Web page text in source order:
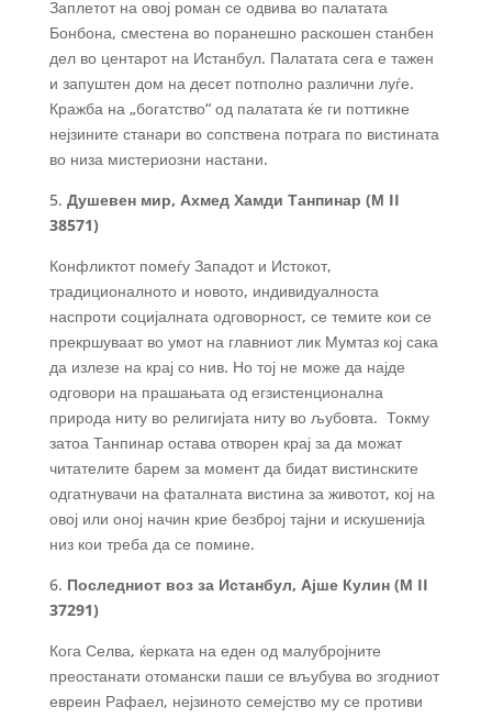
Заплетот на овој роман се одвива во палатата
Бонбона, сместена во поранешно раскошен станбен
дел во центарот на Истанбул. Палатата сега е тажен
и запуштен дом на десет потполно различни луѓе.
Кражба на „богатство“ од палатата ќе ги поттикне
нејзините станари во сопствена потрага по вистината
во низа мистериозни настани.
5. Душевен мир, Ахмед Хамди Танпинар (М II
38571)
Конфликтот помеѓу Западот и Истокот,
традиционалното и новото, индивидуалноста
наспроти социјалната одговорност, се темите кои се
прекршуваат во умот на главниот лик Мумтаз кој сака
да излезе на крај со нив. Но тој не може да најде
одговори на прашањата од егзистенционална
природа ниту во религијата ниту во љубовта. Токму
затоа Танпинар остава отворен крај за да можат
читателите барем за момент да бидат вистинските
одгатнувачи на фаталната вистина за животот, кој на
овој или оној начин крие безброј тајни и искушенија
низ кои треба да се помине.
6. Последниот воз за Истанбул, Ајше Кулин (М II
37291)
Кога Селва, ќерката на еден од малубројните
преостанати отомански паши се вљубува во згодниот
евреин Рафаел, нејзиното семејство му се противи